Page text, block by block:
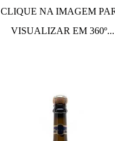
CLIQUE NA IMAGEM
VISUALIZAR EM 360º...